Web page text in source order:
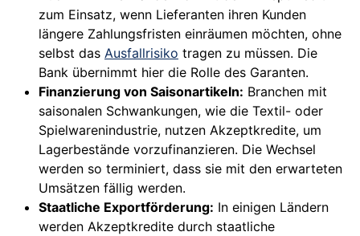
zum Einsatz, wenn Lieferanten ihren Kunden
längere Zahlungsfristen einräumen möchten, ohne
selbst das Ausfallrisiko tragen zu müssen. Die
Bank übernimmt hier die Rolle des Garanten.
Finanzierung von Saisonartikeln: Branchen mit
saisonalen Schwankungen, wie die Textil- oder
Spielwarenindustrie, nutzen Akzeptkredite, um
Lagerbestände vorzufinanzieren. Die Wechsel
werden so terminiert, dass sie mit den erwarteten
Umsätzen fällig werden.
Staatliche Exportförderung: In einigen Ländern
werden Akzeptkredite durch staatliche